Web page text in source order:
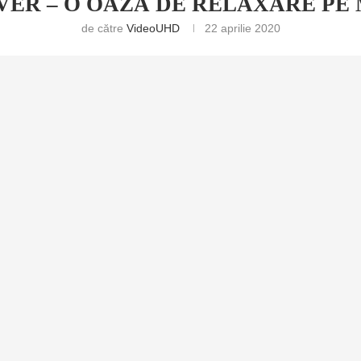
de către VideoUHD 22 aprilie 2020